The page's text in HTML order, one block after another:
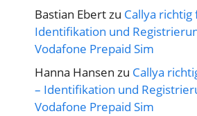
Bastian Ebertzu Callya
Identifikation und
Vodafone Prepaid Sim
Hanna Hansen zu Callya
– Identifikation und
Vodafone Prepaid Sim